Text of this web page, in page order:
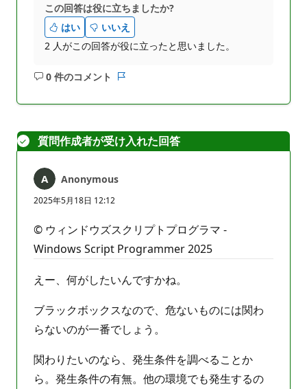
この回答は役に立ちましたか?
はい
いいえ
2 人がこの回答が役に立ったと思いました。
0 件のコメント
コ
は
あ
ま
せ
質問作成者が受け入れた回答
Anonymous
2025年5月18日 12:12
© ウィンドウズスクリプトプログラマ -
Windows Script Programmer 2025
えー、何がしたいんですかね。
ブラックボックスなので、危ないものには関わ
らないのが一番でしょう。
関わりたいのなら、発生条件を調べることか
ら。発生条件の有無。他の環境でも発生するの